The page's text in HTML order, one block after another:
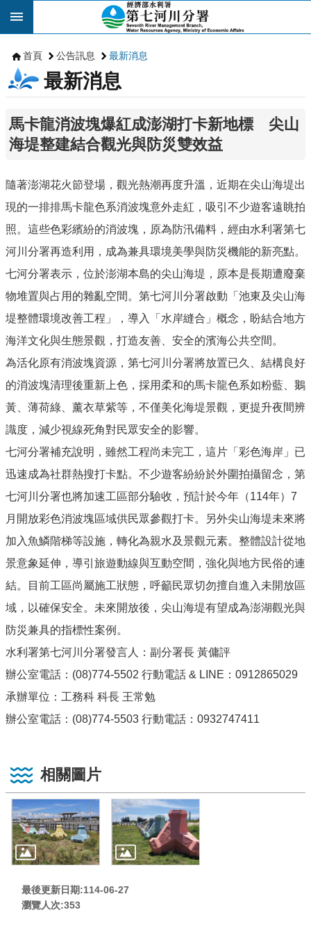
跳到主要內容區塊
首頁 公告訊息 最新消息
最新消息
馬卡龍消波塊爆紅成澎湖打卡新地標 尖山
海堤整建結合觀光與防災雙效益
隨著澎湖花火節登場，觀光熱潮再度升溫，近期在尖山海堤出
現的一排排馬卡龍色系消波塊意外走紅，吸引不少遊客遠眺拍
照。這些色彩繽紛的消波塊，原為防汛備料，經由水利署第七
河川分署再造利用，成為兼具環境美學與防災機能的新亮點。
七河分署表示，位於澎湖本島的尖山海堤，原本是長期遭廢棄
物堆置與占用的雜亂空間。第七河川分署啟動「池東及尖山海
堤整體環境改善工程」，導入「水岸縫合」概念，盼結合地方
海洋文化與生態景觀，打造友善、安全的濱海公共空間。
為活化原有消波塊資源，第七河川分署將放置已久、結構良好
的消波塊清理後重新上色，採用柔和的馬卡龍色系如粉藍、鵝
黃、薄荷綠、薰衣草紫等，不僅美化海堤景觀，更提升夜間辨
識度，減少視線死角對民眾安全的影響。
七河分署補充說明，雖然工程尚未完工，這片「彩色海岸」已
迅速成為社群熱搜打卡點。不少遊客紛紛於外圍拍攝留念，第
七河川分署也將加速工區部分驗收，預計於今年（114年）7
月開放彩色消波塊區域供民眾參觀打卡。另外尖山海堤未來將
加入魚鱗階梯等設施，轉化為親水及景觀元素。整體設計從地
景意象延伸，導引旅遊動線與互動空間，強化與地方民俗的連
結。目前工區尚屬施工狀態，呼籲民眾切勿擅自進入未開放區
域，以確保安全。未來開放後，尖山海堤有望成為澎湖觀光與
防災兼具的指標性案例。
水利署第七河川分署發言人：副分署長 黃傭評
辦公室電話：(08)774-5502 行動電話 & LINE：0912865029
承辦單位：工務科 科長 王常勉
辦公室電話：(08)774-5503 行動電話：0932747411
相關圖片
最後更新日期:114-06-27
瀏覽人次:353